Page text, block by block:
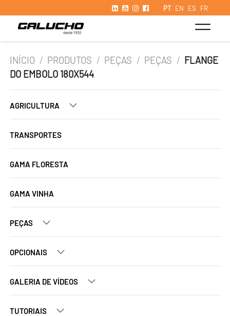
PT EN ES FR
INÍCIO / PRODUTOS / PEÇAS / PEÇAS / FLANGE
DO EMBOLO 180X544
AGRICULTURA
TRANSPORTES
GAMA FLORESTA
GAMA VINHA
PEÇAS
OPCIONAIS
GALERIA DE VÍDEOS
TUTORIAIS